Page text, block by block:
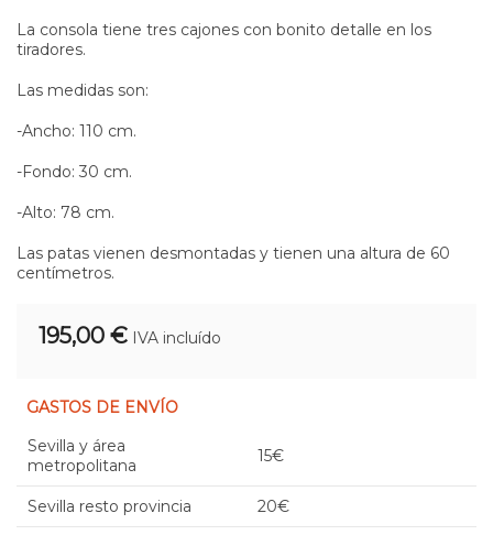
La consola tiene tres cajones con bonito detalle en los
tiradores.
Las medidas son:
-Ancho: 110 cm.
-Fondo: 30 cm.
-Alto: 78 cm.
Las patas vienen desmontadas y tienen una altura de 60
centímetros.
195,00 € IVA incluído
GASTOS DE ENVÍO
Sevilla y área
metropolitana
15€
Sevilla resto provincia 20€